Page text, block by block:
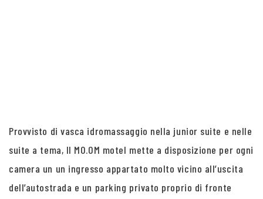
Provvisto di vasca idromassaggio nella junior suite e nelle
suite a tema, Il MO.OM motel mette a disposizione per ogni
camera un un ingresso appartato molto vicino all’uscita
dell’autostrada e un parking privato proprio di fronte